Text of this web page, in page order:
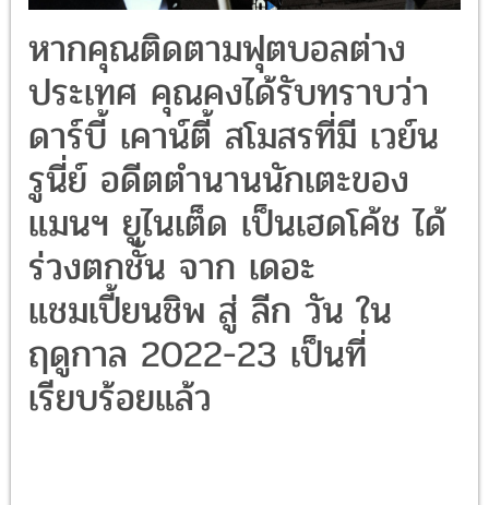
หากคุณติดตามฟุตบอลต่าง
ประเทศ คุณคงได้รับทราบว่า
ดาร์บี้ เคาน์ตี้ สโมสรที่มี เวย์น
รูนี่ย์ อดีตตำนานนักเตะของ
แมนฯ ยูไนเต็ด เป็นเฮดโค้ช ได้
ร่วงตกชั้น จาก เดอะ
แชมเปี้ยนชิพ สู่ ลีก วัน ใน
ฤดูกาล 2022-23 เป็นที่
เรียบร้อยแล้ว